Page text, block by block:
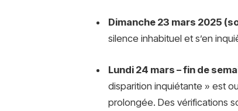
Dimanche 23 mars 2025
silence inhabituel et s’en
Lundi 24 mars – fin de
disparition inquiétante » est
prolongée. Des vérifications